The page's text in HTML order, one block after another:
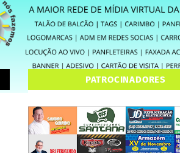
PATROCINADORES